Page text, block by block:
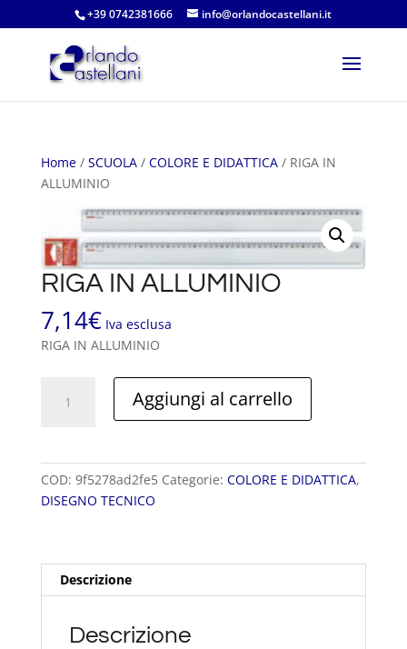
+39 0742381666 info@orlandocastellani.it
Home/ SCUOLA/ COLORE E DIDATTICA/ RIGA IN
ALLUMINIO
RIGA IN ALLUMINIO
7,14€ Iva esclusa
RIGA IN ALLUMINIO
Aggiungi al carrello
COD: 9f5278ad2fe5 Categorie: COLORE E DIDATTICA,
DISEGNO TECNICO
Descrizione
Descrizione